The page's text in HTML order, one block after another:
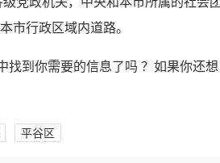
市行政区域内道路。
找到你需要的信息了吗 ？如果你还想
平谷区